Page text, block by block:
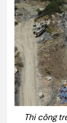
Thi công